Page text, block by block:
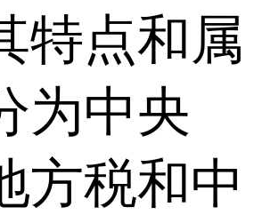
特点和属
为中央
方税和中